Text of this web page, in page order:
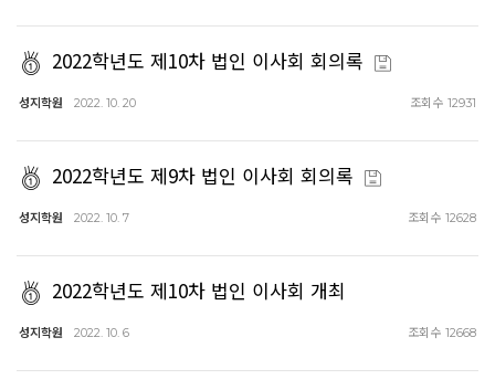
2022학년도 제10차 법인 이사회 회의록
성지학원 2022. 10. 20 조회수 12931
2022학년도 제9차 법인 이사회 회의록
성지학원 2022. 10. 7 조회수 12628
2022학년도 제10차 법인 이사회 개최
성지학원 2022. 10. 6 조회수 12668